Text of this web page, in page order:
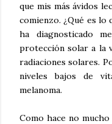
que mis más ávidos
comienzo. ¿Qué es lo
ha diagnosticado
protección solar a la
radiaciones solares.
niveles bajos de
melanoma.
Como hace no